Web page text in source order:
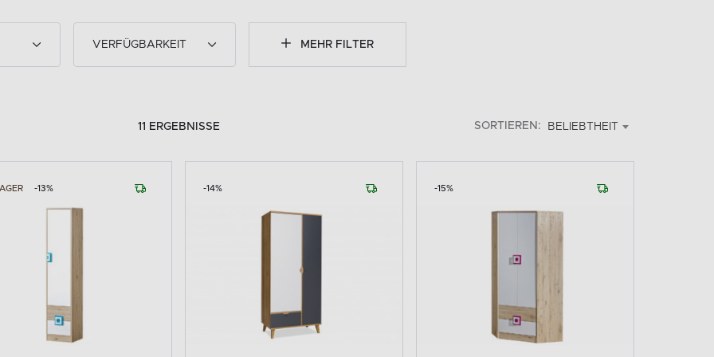
VERFÜGBARKEIT MEHR FILTER
11 ERGEBNISSE SORTIEREN: BELIEBTHEIT
-13% -14% -15%